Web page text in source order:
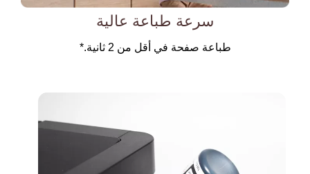
سرعة طباعة عالية
طباعة صفحة في أقل من 2 ثانية.*